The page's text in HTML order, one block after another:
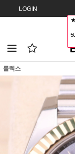
LOGIN
★
롤렉스